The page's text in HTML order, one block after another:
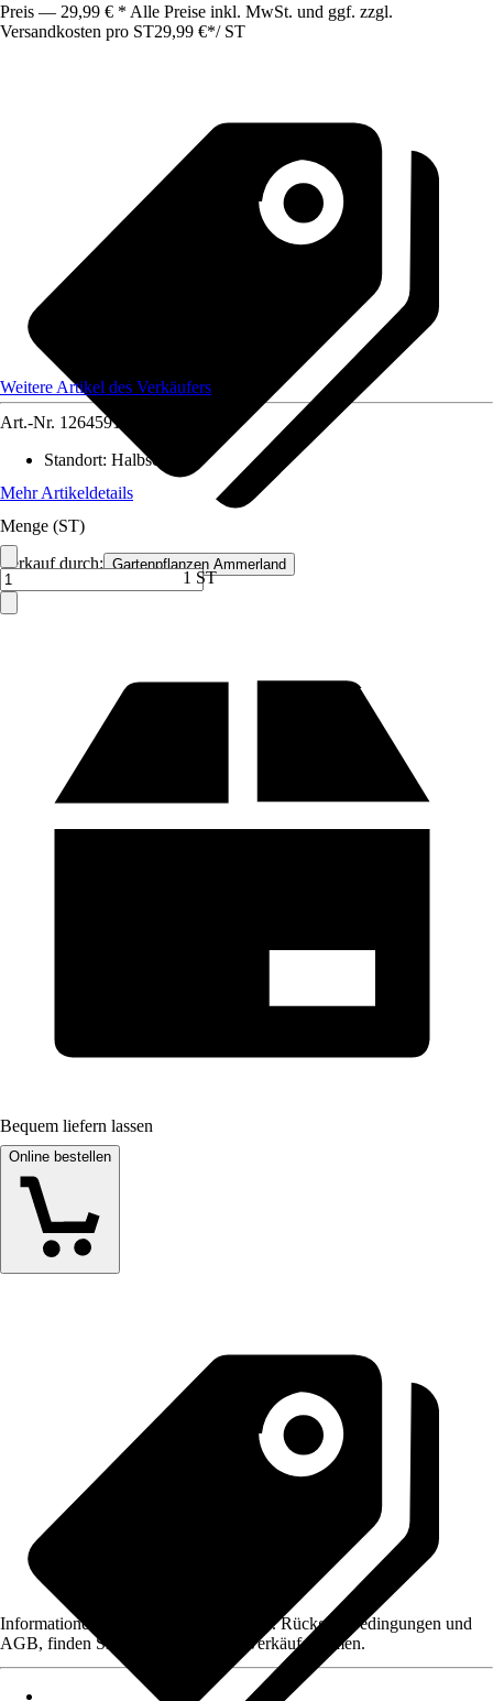
Preis — 29,99 € * Alle Preise inkl. MwSt. und ggf. zzgl.
Versandkosten pro ST29,99 €*/ ST
Verkauf durch: Gartenpflanzen Ammerland
Weitere Artikel des Verkäufers
Art.-Nr. 12645914
Standort: Halbschatten
Mehr Artikeldetails
Menge (ST)
1 ST
Bequem liefern lassen
Online bestellen
Informationen des Verkäufers, wie z. B. Rückgabebedingungen und
AGB, finden Sie bei Klick auf den Verkäufernamen.